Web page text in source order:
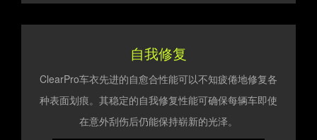
自我修复
ClearPro车衣先进的自愈合性能可以不知疲倦地修复各
种表面划痕。其稳定的自我修复性能可确保每辆车即使
在意外刮伤后仍能保持崭新的光泽。